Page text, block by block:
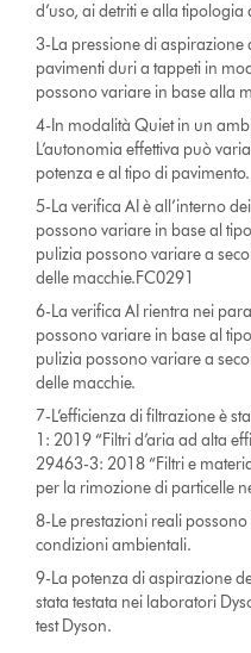
d’uso, ai detriti e alla tipologia
3-La pressione di
pavimenti duri a tappeti in
possono variare in base alla
4-In modalità Quiet in un
L’autonomia effettiva può
potenza e al tipo di pavimento.
5-La verifica AI è all’interno
possono variare in base al
pulizia possono variare a
delle macchie.FC0291
6-La verifica AI rientra nei
possono variare in base al
pulizia possono variare a
delle macchie.
7-L’efficienza di filtrazione è
1: 2019 “Filtri d’aria ad alta
29463-3: 2018 “Filtri e
per la rimozione di particelle
8-Le prestazioni reali
condizioni ambientali.
9-La potenza di aspirazione
stata testata nei laboratori
test Dyson.